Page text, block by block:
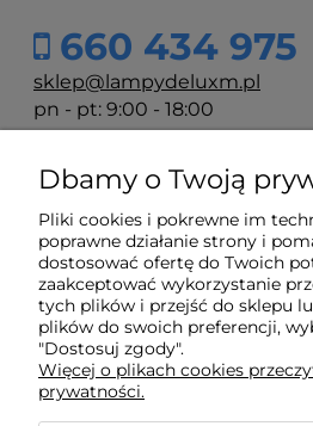
660 434 975
sklep@lampydeluxm.pl
pn - pt: 9:00 - 18:00
Moje konto
Płatności i dostawa
Informacje
O nas
Dbamy o Twoją
Pliki cookies i pokrewne im
poprawne działanie strony i
dostosować ofertę do Twoich
zaakceptować wykorzystanie
tych plików i przejść do sklepu
plików do swoich preferencji,
"Dostosuj zgody".
Więcej o plikach cookies
prywatności.